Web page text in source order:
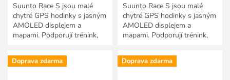
Suunto Race S jsou malé
chytré GPS hodinky s jasným
AMOLED displejem a
mapami. Podporují trénink,
každodenních aktivit. Jsou
vytvořeny...
Suunto Race S jsou malé
chytré GPS hodinky s jasným
AMOLED displejem a
mapami. Podporují trénink,
každodenních aktivit. Jsou
vytvořeny...
Doprava zdarma Doprava zdarma